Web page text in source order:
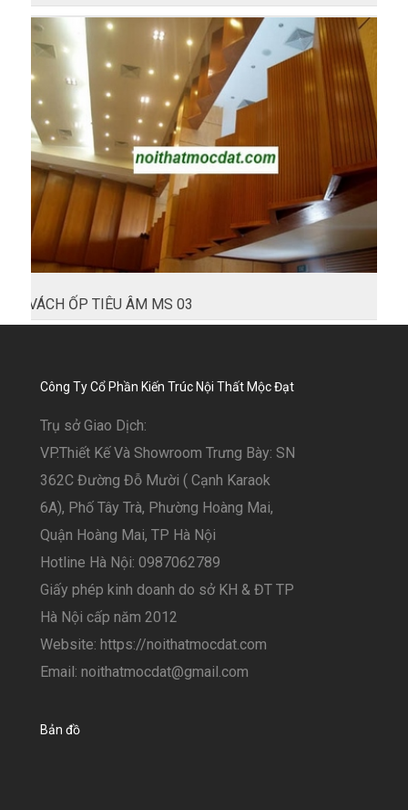
VÁCH ỐP TIÊU ÂM MS 03
Công Ty Cổ Phần Kiến Trúc Nội Thất Mộc Đạt
Trụ sở Giao Dịch:
VP.Thiết Kế Và Showroom Trưng Bày: SN
362C Đường Đỗ Mười ( Cạnh Karaok
6A), Phố Tây Trà, Phường Hoàng Mai,
Quận Hoàng Mai, TP Hà Nội
Hotline Hà Nội: 0987062789
Giấy phép kinh doanh do sở KH & ĐT TP
Hà Nội cấp năm 2012
Website: https://noithatmocdat.com
Email: noithatmocdat@gmail.com
Bản đồ